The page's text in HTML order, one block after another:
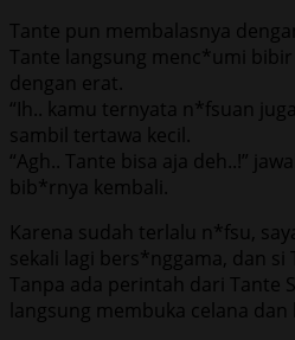
Tante pun membalasnya
Tante langsung menc*umi
dengan erat.
“Ih.. kamu ternyata n*fsuan
sambil tertawa kecil.
“Agh.. Tante bisa aja deh..!”
bib*rnya kembali.
Karena sudah terlalu n*fsu,
sekali lagi bers*nggama, dan si
Tanpa ada perintah dari Tante
langsung membuka celana dan